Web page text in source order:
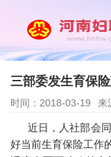
三部委发生育保
时间：2018-03-19 来
近日，人社部会同
好当前生育保险工作